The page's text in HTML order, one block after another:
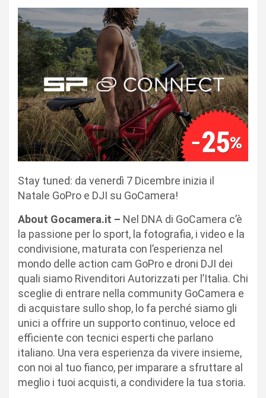
Stay tuned: da venerdì 7 Dicembre inizia il
Natale GoPro e DJI su GoCamera!
About Gocamera.it – Nel DNA di GoCamera c’è
la passione per lo sport, la fotografia, i video e la
condivisione, maturata con l’esperienza nel
mondo delle action cam GoPro e droni DJI dei
quali siamo Rivenditori Autorizzati per l’Italia. Chi
sceglie di entrare nella community GoCamera e
di acquistare sullo shop, lo fa perché siamo gli
unici a offrire un supporto continuo, veloce ed
efficiente con tecnici esperti che parlano
italiano. Una vera esperienza da vivere insieme,
con noi al tuo fianco, per imparare a sfruttare al
meglio i tuoi acquisti, a condividere la tua storia.